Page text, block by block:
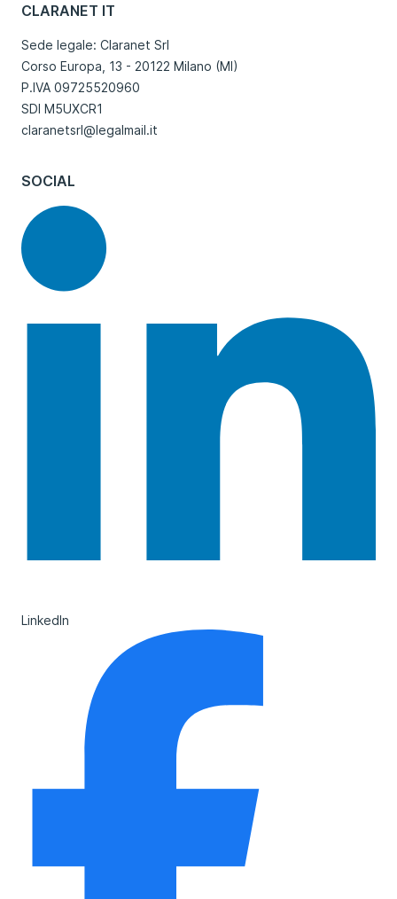
CLARANET IT
Sede legale: Claranet Srl
Corso Europa, 13 - 20122 Milano (MI)
P.IVA 09725520960
SDI M5UXCR1
claranetsrl@legalmail.it
SOCIAL
LinkedIn